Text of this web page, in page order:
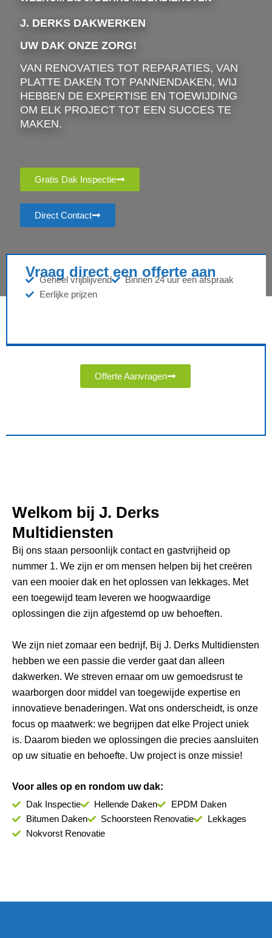
J. DERKS DAKWERKEN
UW DAK ONZE ZORG!
VAN RENOVATIES TOT REPARATIES, VAN
PLATTE DAKEN TOT PANNENDAKEN, WIJ
HEBBEN DE EXPERTISE EN TOEWIJDING
OM ELK PROJECT TOT EEN SUCCES TE
MAKEN.
Gratis Dak Inspectie
Direct Contact
Vraag direct een offerte aan
Geheel vrijblijvend
Binnen 24 uur een afspraak
Eerlijke prijzen
Offerte Aanvragen
Welkom bij J. Derks
Multidiensten
Bij ons staan persoonlijk contact en gastvrijheid op
nummer 1. We zijn er om mensen helpen bij het creëren
van een mooier dak en het oplossen van lekkages. Met
een toegewijd team leveren we hoogwaardige
oplossingen die zijn afgestemd op uw behoeften.
We zijn niet zomaar een bedrijf, Bij J. Derks Multidiensten
hebben we een passie die verder gaat dan alleen
dakwerken. We streven ernaar om uw gemoedsrust te
waarborgen door middel van toegewijde expertise en
innovatieve benaderingen. Wat ons onderscheidt, is onze
focus op maatwerk: we begrijpen dat elke Project uniek
is. Daarom bieden we oplossingen die precies aansluiten
op uw situatie en behoefte. Uw project is onze missie!
Voor alles op en rondom uw dak:
Dak Inspectie Hellende Daken
EPDM Daken
Bitumen Daken
Schoorsteen Renovatie
Lekkages
Nokvorst Renovatie